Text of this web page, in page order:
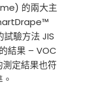
的兩大主
試驗方法 JIS
結果 – VOC
定結果也符